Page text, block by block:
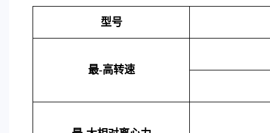
型号
最-高转速